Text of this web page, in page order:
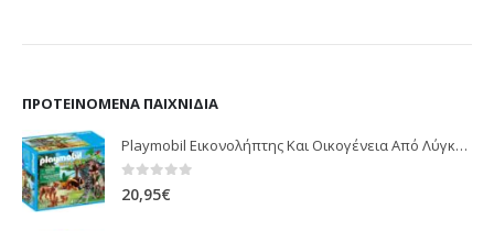
ΠΡΟΤΕΙΝΌΜΕΝΑ ΠΑΙΧΝΊΔΙΑ
Playmobil Εικονολήπτης Και Οικογένεια Από Λύγκες 5561
0 out of 5
20,95€